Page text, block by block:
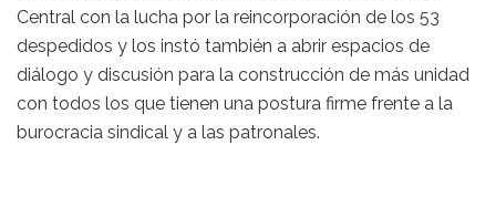
Central con la lucha por la reincorporación de los 53
despedidos y los instó también a abrir espacios de
diálogo y discusión para la construcción de más unidad
con todos los que tienen una postura firme frente a la
burocracia sindical y a las patronales.